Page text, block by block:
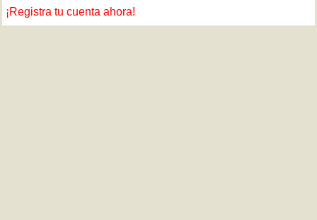
¡Registra tu cuenta ahora!